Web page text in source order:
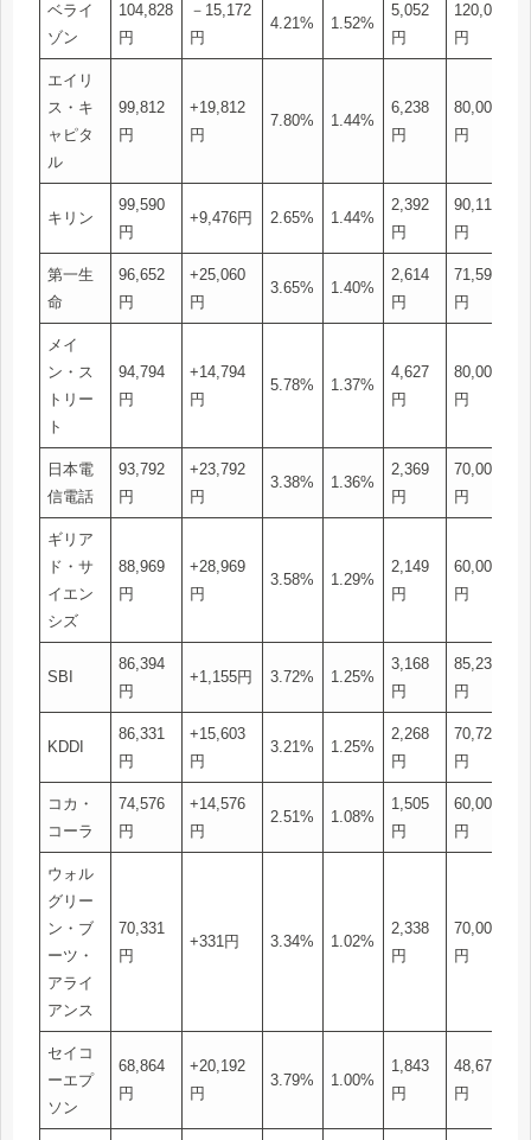
ベライ
ゾン
104,828
円
－15,172
円
4.21% 1.52%
5,052
円
120,000
円
エイリ
ス・キ
ャピタ
ル
99,812
円
+19,812
円
7.80% 1.44%
6,238
円
80,000
円
キリン
99,590
円
+9,476円 2.65% 1.44%
2,392
円
90,114
円
第一生
命
96,652
円
+25,060
円
3.65% 1.40%
2,614
円
71,592
円
メイ
ン・ス
トリー
ト
94,794
円
+14,794
円
5.78% 1.37%
4,627
円
80,000
円
日本電
信電話
93,792
円
+23,792
円
3.38% 1.36%
2,369
円
70,000
円
ギリア
ド・サ
イエン
シズ
88,969
円
+28,969
円
3.58% 1.29%
2,149
円
60,000
円
SBI
86,394
円
+1,155円 3.72% 1.25%
3,168
円
85,239
円
KDDI
86,331
円
+15,603
円
3.21% 1.25%
2,268
円
70,728
円
コカ・
コーラ
74,576
円
+14,576
円
2.51% 1.08%
1,505
円
60,000
円
ウォル
グリー
ン・ブ
ーツ・
アライ
アンス
70,331
円
+331円 3.34% 1.02%
2,338
円
70,000
円
セイコ
ーエプ
ソン
68,864
円
+20,192
円
3.79% 1.00%
1,843
円
48,672
円